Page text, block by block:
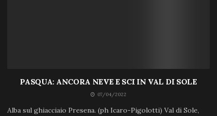
PASQUA: ANCORA NEVE E SCI IN VAL DI SOLE
07/04/2022
Alba sul ghiacciaio Presena. (ph Icaro-Pigolotti) Val di Sole,